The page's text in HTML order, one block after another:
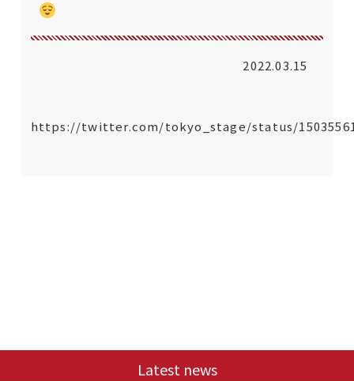
2022.03.15
https://twitter.com/tokyo_stage/status/
Latest news